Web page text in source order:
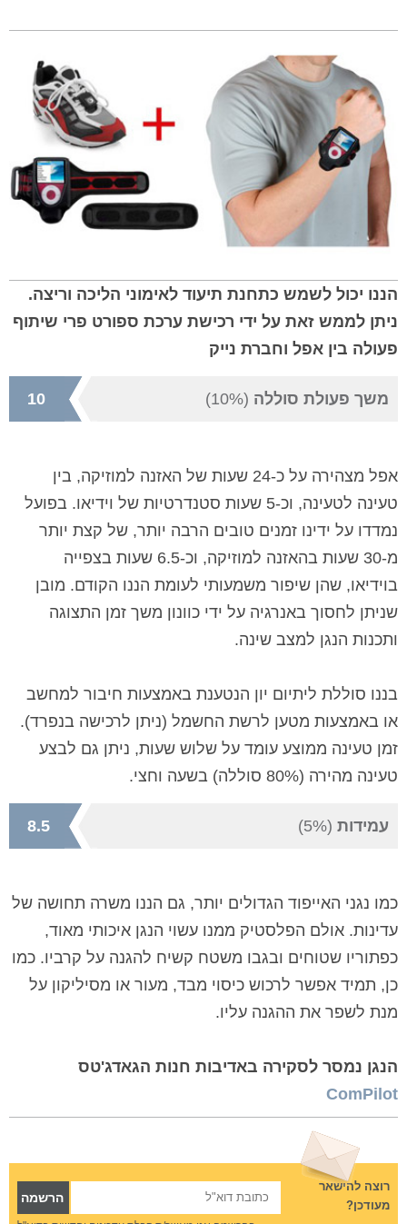
הננו יכול לשמש כתחנת תיעוד לאימוני הליכה וריצה.
ניתן לממש זאת על ידי רכישת ערכת ספורט פרי שיתוף
פעולה בין אפל וחברת נייק
משך פעולת סוללה (10%)
10
אפל מצהירה על כ-24 שעות של האזנה למוזיקה, בין
טעינה לטעינה, וכ-5 שעות סטנדרטיות של וידיאו. בפועל
נמדדו על ידינו זמנים טובים הרבה יותר, של קצת יותר
מ-30 שעות בהאזנה למוזיקה, וכ-6.5 שעות בצפייה
בוידיאו, שהן שיפור משמעותי לעומת הננו הקודם. מובן
שניתן לחסוך באנרגיה על ידי כוונון משך זמן התצוגה
ותכנות הנגן למצב שינה.
בננו סוללת ליתיום יון הנטענת באמצעות חיבור למחשב
או באמצעות מטען לרשת החשמל (ניתן לרכישה בנפרד).
זמן טעינה ממוצע עומד על שלוש שעות, ניתן גם לבצע
טעינה מהירה (80% סוללה) בשעה וחצי.
עמידות (5%)
8.5
כמו נגני האייפוד הגדולים יותר, גם הננו משרה תחושה של
עדינות. אולם הפלסטיק ממנו עשוי הנגן איכותי מאוד,
כפתוריו שטוחים ובגבו משטח קשיח להגנה על קרביו. כמו
כן, תמיד אפשר לרכוש כיסוי מבד, מעור או מסיליקון על
מנת לשפר את ההגנה עליו.
הנגן נמסר לסקירה באדיבות חנות הגאדג'טס
ComPilot
רוצה להישאר
מעודכן?